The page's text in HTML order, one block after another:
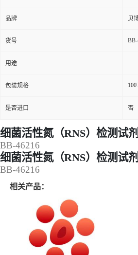
品牌 贝
货号 BB-
用途
包装规格
是否进口 否
细菌活性氮（RNS）检测试
BB-46216
细菌活性氮（RNS）检测试
BB-46216
相关产品：